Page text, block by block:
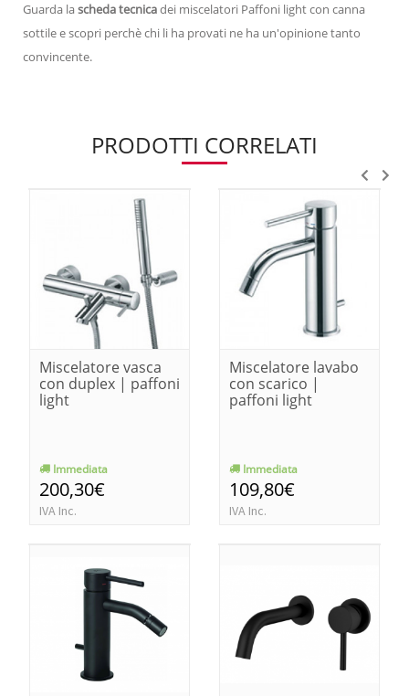
Guarda lascheda tecnicadei miscelatori Paffoni light con canna
sottile e scopri perchè chi li ha provati ne ha un'opinione tanto
convincente.
PRODOTTI CORRELATI
Miscelatore vasca
con duplex | paffoni
light
Immediata
200,30€
IVA Inc.
Miscelatore lavabo
con scarico |
paffoni light
Immediata
109,80€
IVA Inc.